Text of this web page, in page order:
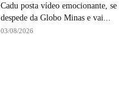
Cadu posta vídeo emocionante, se
despede da Globo Minas e vai...
03/08/2026